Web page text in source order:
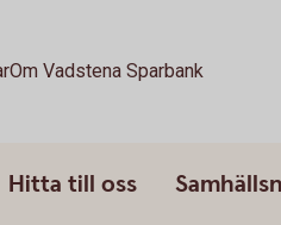
Om Vadstena Sparbank
Hitta till oss